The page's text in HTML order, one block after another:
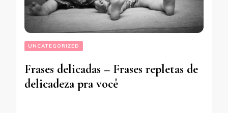
UNCATEGORIZED
Frases delicadas – Frases repletas de
delicadeza pra você